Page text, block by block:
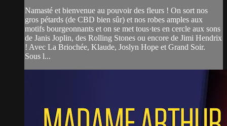
Namasté et bienvenue au pouvoir des fleurs ! On sort nos
gros pétards (de CBD bien sûr) et nos robes amples aux
motifs bourgeonnants et on se met tous·tes en cercle aux sons
de Janis Joplin, des Rolling Stones ou encore de Jimi Hendrix
! Avec La Briochée, Klaude, Joslyn Hope et Grand Soir.
Sous l...